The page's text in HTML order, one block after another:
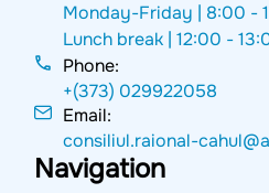
Monday-Friday | 8:00 -
Lunch break |12:00 -
Phone:
+(373) 029922058
Email:
consiliul.raional-
Navigation